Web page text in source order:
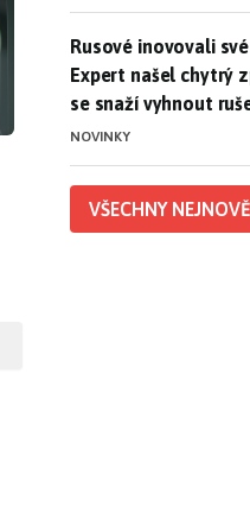
Rusové inovovali
Rusové inovovali
Expert našel chytrý
se snaží vyhnout
NOVINKY
VŠECHNY